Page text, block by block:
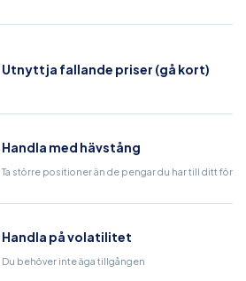
Utnyttja fallande priser (gå kort)
Handla med hävstång
Ta större positioner än de pengar du har till ditt
Handla på volatilitet
Du behöver inte äga tillgången